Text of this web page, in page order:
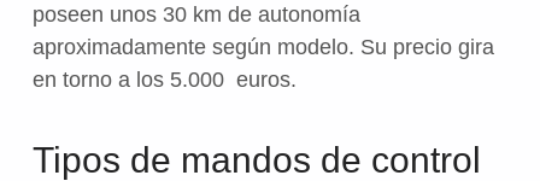
poseen unos 30 km de autonomía
aproximadamente según modelo. Su precio gira
en torno a los 5.000 euros.
Tipos de mandos de control